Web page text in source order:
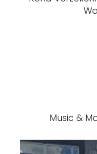
Music &